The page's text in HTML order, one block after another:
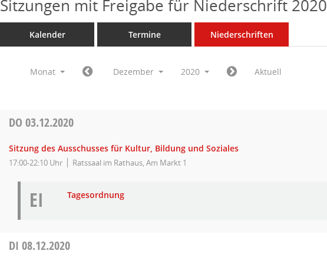
Sitzungen mit Freigabe für Niederschrift 2020
Kalender Termine Niederschriften
Monat Dezember 2020 Aktuell
DO03.12.2020
Sitzung des Ausschusses für Kultur, Bildung und Soziales
17:00-22:10 Uhr Ratssaal im Rathaus, Am Markt 1
EI Tagesordnung
DI08.12.2020